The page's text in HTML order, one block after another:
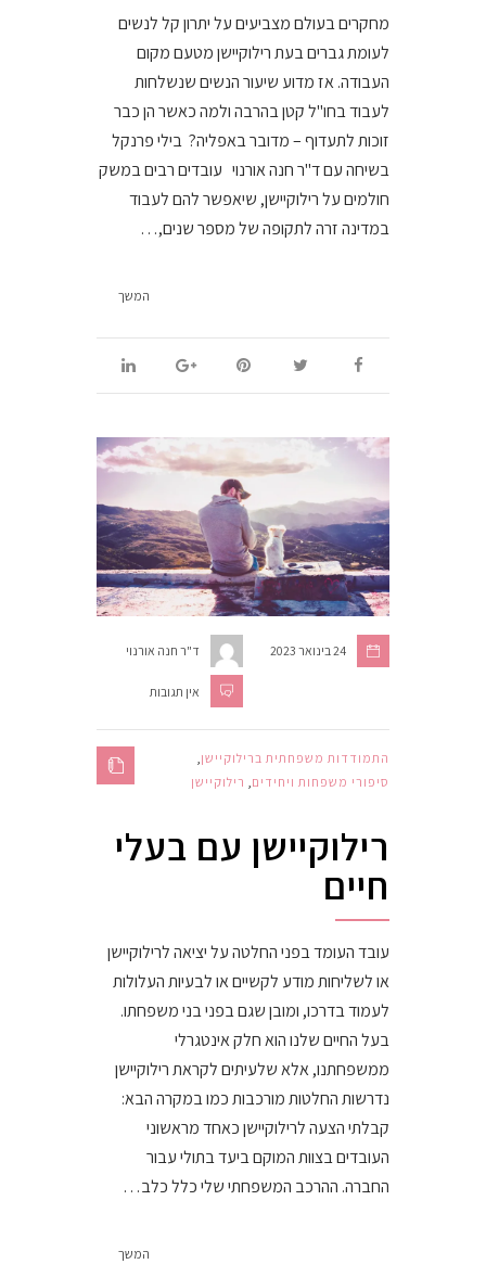
מחקרים בעולם מצביעים על יתרון קל לנשים
לעומת גברים בעת רילוקיישן מטעם מקום
העבודה. אז מדוע שיעור הנשים שנשלחות
לעבוד בחו"ל קטן בהרבה ולמה כאשר הן כבר
זוכות לתעדוף – מדובר באפליה? בילי פרנקל
בשיחה עם ד"ר חנה אורנוי עובדים רבים במשק
חולמים על רילוקיישן, שיאפשר להם לעבוד
במדינה זרה לתקופה של מספר שנים,…
המשך
ד"ר חנה אורנוי 24 בינואר 2023
אין תגובות
התמודדות משפחתית ברילוקיישן,
סיפורי משפחות ויחידים, רילוקיישן
רילוקיישן עם בעלי
חיים
עובד העומד בפני החלטה על יציאה לרילוקיישן
או לשליחות מודע לקשיים או לבעיות העלולות
לעמוד בדרכו, ומובן שגם בפני בני משפחתו.
בעל החיים שלנו הוא חלק אינטגרלי
ממשפחתנו, אלא שלעיתים לקראת רילוקיישן
נדרשות החלטות מורכבות כמו במקרה הבא:
קבלתי הצעה לרילוקיישן כאחד מראשוני
העובדים בצוות המוקם ביעד בתולי עבור
החברה. ההרכב המשפחתי שלי כלל כלב…
המשך